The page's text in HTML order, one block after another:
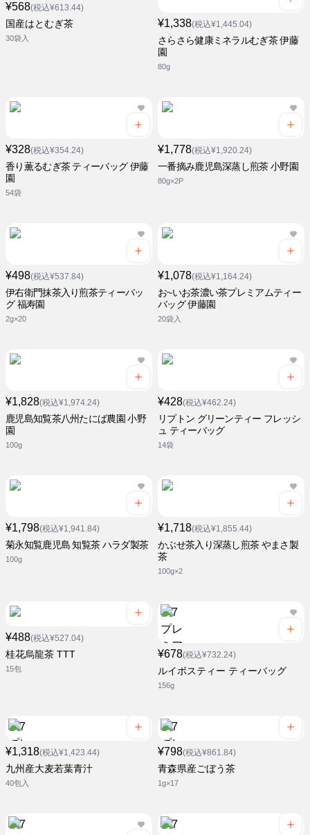
¥568(税込¥613.44)
国産はとむぎ茶
30袋入
¥1,338(税込¥1,445.04)
さらさら健康ミネラルむぎ茶 伊藤
園
80g
¥328(税込¥354.24)
香り薫るむぎ茶 ティーバッグ 伊藤
園
54袋
¥1,778(税込¥1,920.24)
一番摘み鹿児島深蒸し煎茶 小野園
80g×2P
¥498(税込¥537.84)
伊右衛門抹茶入り煎茶ティーバッ
グ 福寿園
2g×20
¥1,078(税込¥1,164.24)
お~いお茶濃い茶プレミアムティー
バッグ 伊藤園
20袋入
¥1,828(税込¥1,974.24)
鹿児島知覧茶八州たにば農園 小野
園
100g
¥428(税込¥462.24)
リプトン グリーンティー フレッシ
ュ ティーバッグ
14袋
¥1,798(税込¥1,941.84)
菊永知覧鹿児島 知覧茶 ハラダ製茶
100g
¥1,718(税込¥1,855.44)
かぶせ茶入り深蒸し煎茶 やまさ製
茶
100g×2
¥488(税込¥527.04)
桂花烏龍茶 TTT
15包
¥678(税込¥732.24)
ルイボスティー ティーバッグ
156g
¥1,318(税込¥1,423.44)
九州産大麦若葉青汁
40包入
¥798(税込¥861.84)
青森県産ごぼう茶
1g×17